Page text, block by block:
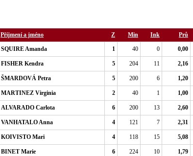
Příjmení a jméno Z Min Ink Prů
SQUIRE Amanda 1 40 0 0,00
FISHER Kendra 5 204 11 2,16
ŠMARDOVÁ Petra 5 200 6 1,20
MARTINEZ Virginia 2 40 1 1,00
ALVARADO Carlota 6 200 13 2,60
VANHATALO Anna 4 121 7 2,31
KOIVISTO Mari 4 118 15 5,08
BINET Marie 6 224 10 1,79